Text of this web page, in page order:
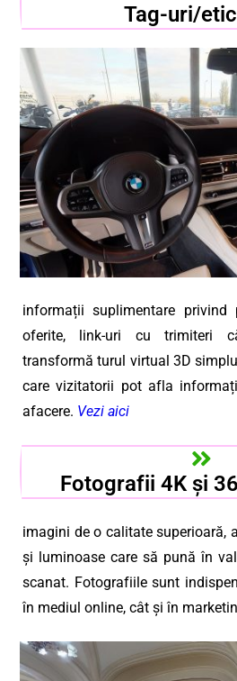
Tag-uri/
informații suplimentare privind
oferite, link-uri cu trimiteri
transformă turul virtual 3D
care vizitatorii pot afla
afacere. Vezi aici
Fotografii 4K și
imagini de o calitate superioară,
și luminoase care să pună în
scanat. Fotografiile sunt
în mediul online, cât și în